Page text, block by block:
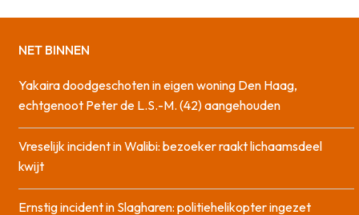
NET BINNEN
Yakaira doodgeschoten in eigen woning Den Haag,
echtgenoot Peter de L.S.-M. (42) aangehouden
Vreselijk incident in Walibi: bezoeker raakt lichaamsdeel
kwijt
Ernstig incident in Slagharen: politiehelikopter ingezet